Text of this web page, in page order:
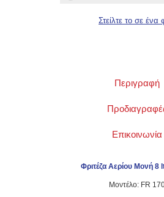
Περιγραφή
Επικοινωνία
Φριτέζα Αερίου Μονή 8
Μοντέλο: FR